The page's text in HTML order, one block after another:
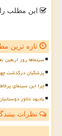
این مطلب
تازه ترین
سینماها روز اربعین
پزشکیان درگذشت
چرا این سینمای
یادبود دلاور
نظرات